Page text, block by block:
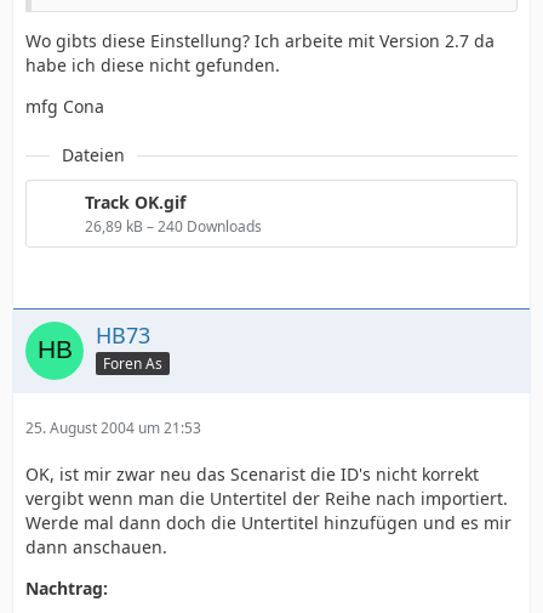
Wo gibts diese Einstellung? Ich arbeite mit Version 2.7 da
habe ich diese nicht gefunden.
mfg Cona
Dateien
Track OK.gif
26,89 kB – 240 Downloads
HB73
Foren As
25. August 2004 um 21:53
OK, ist mir zwar neu das Scenarist die ID's nicht korrekt
vergibt wenn man die Untertitel der Reihe nach importiert.
Werde mal dann doch die Untertitel hinzufügen und es mir
dann anschauen.
Nachtrag: